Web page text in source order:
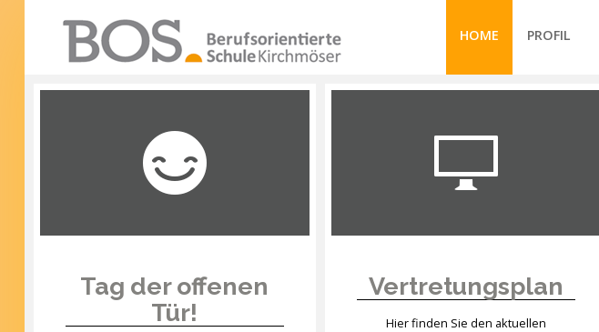
Unsere Schule
HOME PROFIL
Tag der offenen
Tür!
Vertretungsplan
Hier finden Sie den aktuellen